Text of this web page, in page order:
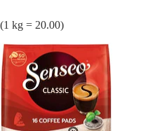
(1 kg = 20.00)